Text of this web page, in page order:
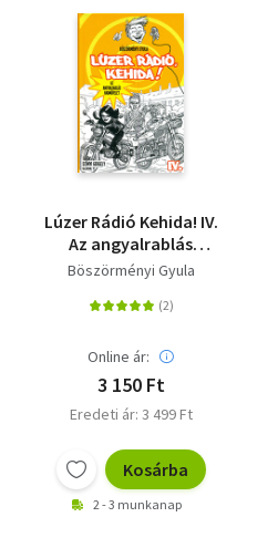
Lúzer Rádió Kehida! IV.
Az angyalrablás
hadművelet - Jancsó
Böszörményi Gyula
Online ár:
3 150 Ft
Eredeti ár: 3 499 Ft
Kosárba
2 - 3 munkanap